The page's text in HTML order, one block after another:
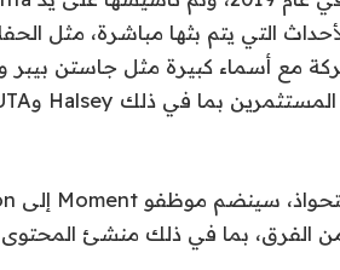
التي يتم بثها مباشرة، مثل
مع أسماء كبيرة مثل جاستن بيبر
الفرق، بما في ذلك منشئ المحتوى